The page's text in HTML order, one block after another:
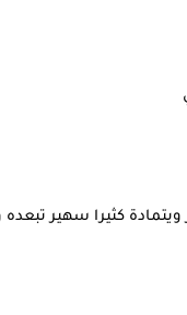
كثيرا سهير